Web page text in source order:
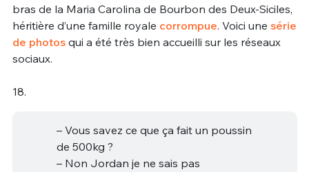
bras de la Maria Carolina de Bourbon des Deux-Siciles,
héritière d’une famille royale corrompue. Voici une série
de photosqui a été très bien accueilli sur les réseaux
sociaux.
18.
– Vous savez ce que ça fait un poussin
de 500kg ?
– Non Jordan je ne sais pas